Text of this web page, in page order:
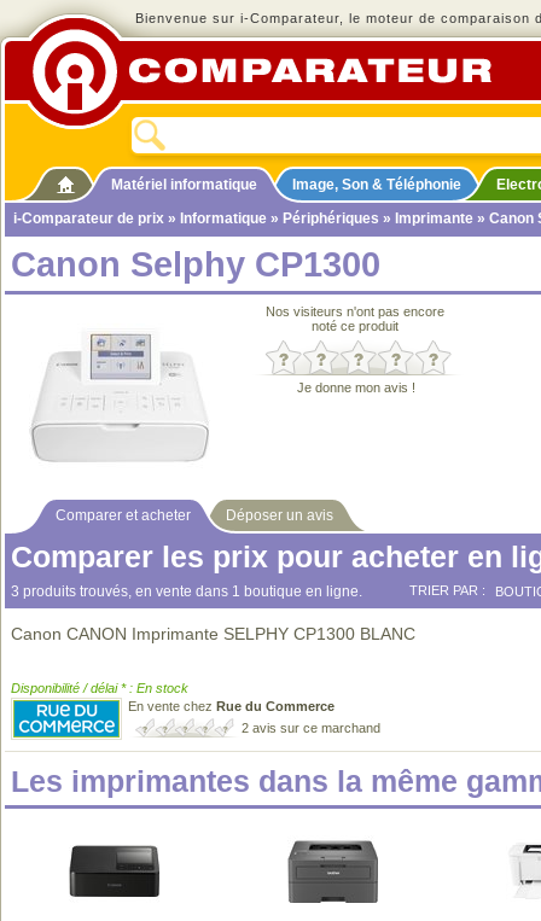
Bienvenue sur i-Comparateur, le moteur de comparaison
Matériel informatique Image, Son & Téléphonie
i-Comparateur de prix » Informatique » Périphériques » Imprimante » Canon
Canon Selphy CP1300
Nos visiteurs n'ont pas encore
noté ce produit
Je donne mon avis !
Comparer et acheter Déposer un avis
Comparer les prix pour acheter en
3 produits trouvés, en vente dans 1 boutique en ligne. TRIER PAR :
Canon CANON Imprimante SELPHY CP1300 BLANC
Disponibilité / délai * : En stock
En vente chez Rue du Commerce
2 avis sur ce marchand
Les imprimantes dans la même